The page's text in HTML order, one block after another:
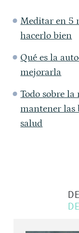
Meditar en 5
hacerlo bien
Qué es la
mejorarla
Todo sobre
mantener las
salud